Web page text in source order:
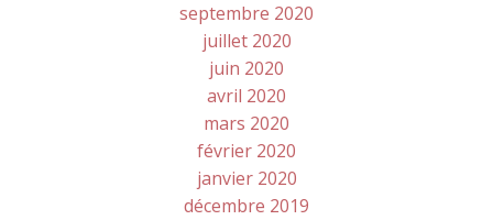
septembre 2020
juillet 2020
juin 2020
avril 2020
mars 2020
février 2020
janvier 2020
décembre 2019